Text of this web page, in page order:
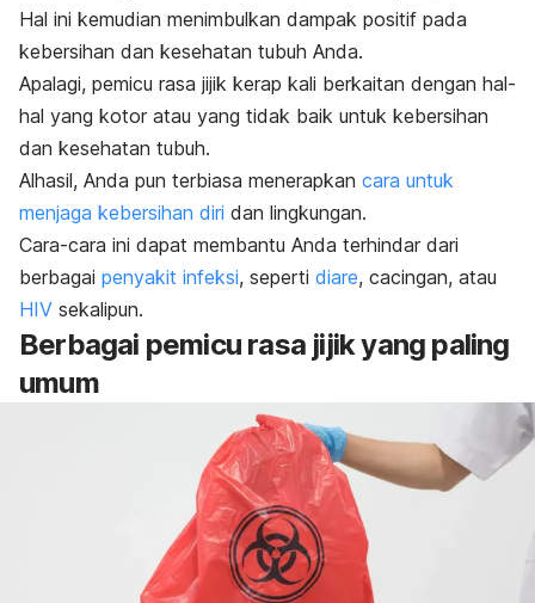
Hal ini kemudian menimbulkan dampak positif pada
kebersihan dan kesehatan tubuh Anda.
Apalagi, pemicu rasa jijik kerap kali berkaitan dengan hal-
hal yang kotor atau yang tidak baik untuk kebersihan
dan kesehatan tubuh.
Alhasil, Anda pun terbiasa menerapkan cara untuk
menjaga kebersihan diri dan lingkungan.
Cara-cara ini dapat membantu Anda terhindar dari
berbagai penyakit infeksi, seperti diare, cacingan, atau
HIV sekalipun.
Berbagai pemicu rasa jijik yang paling
umum